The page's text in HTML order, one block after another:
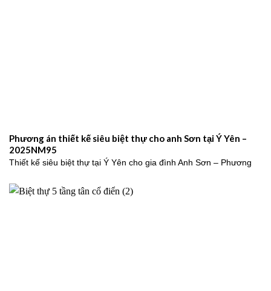
Phương án thiết kế siêu biệt thự cho anh Sơn tại Ý Yên –
2025NM95
Thiết kế siêu biệt thự tại Ý Yên cho gia đình Anh Sơn – Phương